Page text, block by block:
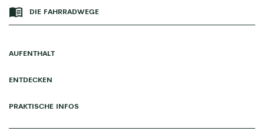
DIE FAHRRADWEGE
AUFENTHALT
ENTDECKEN
PRAKTISCHE INFOS